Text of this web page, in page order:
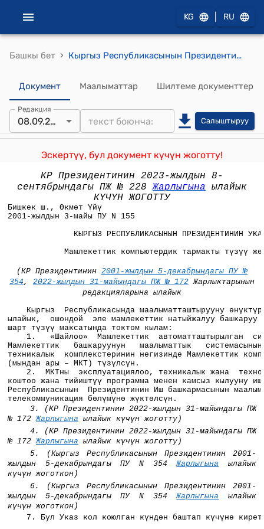
KG RU
Башкы бет › Кыргыз Республикасынын Президентинин 2001-жылдын 3-майынан "Мамлекеттик компьютердик тармакты түзүү жөнүндө" ПУ №155 Указы
Документ Маалыматтар Шилтеме документтер
Редакция
08.09.2023 Салыштыруу
Эскертүү, бул документ күчүн жоготту!